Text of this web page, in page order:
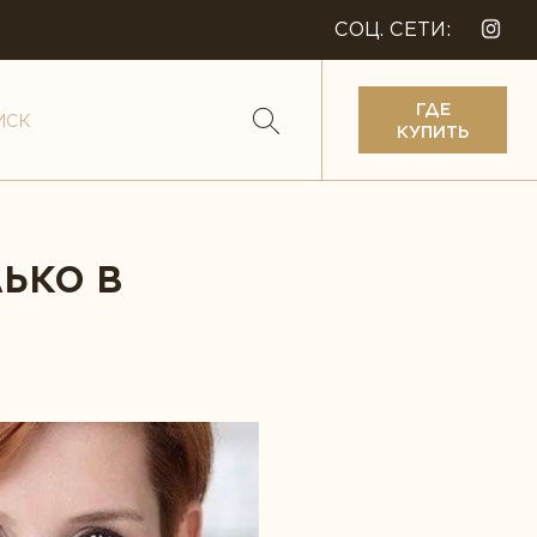
СОЦ. СЕТИ:
ГДЕ
КУПИТЬ
В